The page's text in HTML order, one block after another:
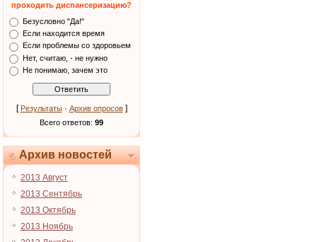
проходить диспансеризацию?
Безусловно "Да!"
Если находится время
Если проблемы со здоровьем
Нет, считаю, - не нужно
Не понимаю, зачем это
[ Результаты· Архив опросов]
Всего ответов: 99
Архив новостей
2013 Август
2013 Сентябрь
2013 Октябрь
2013 Ноябрь